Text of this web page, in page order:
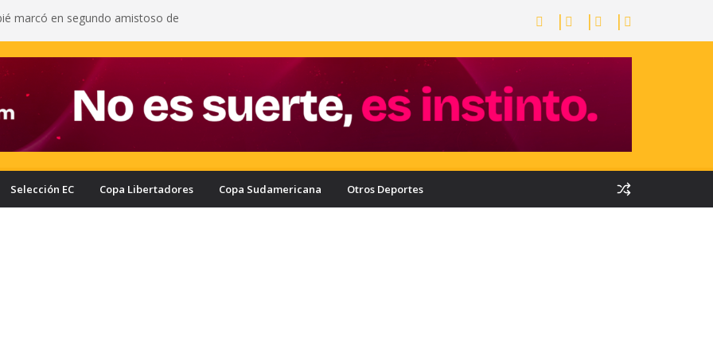
marcó en segundo amistoso de
cuánto ganaría el ecuatoriano
puede quedar eliminado de la Copa
a haber derrotado a Liga de Portoviejo?
con nuevo delantero: Ronie Carrillo llegó a
fichar por el Bombillo
a los cuartos de final de la Copa Ecuador
Selección EC Copa Libertadores Copa Sudamericana Otros Deportes